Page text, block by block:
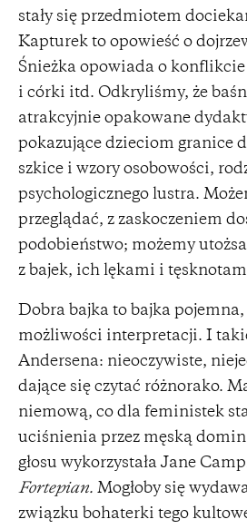
stały się przedmiotem
Kapturek to opowieść o
Śnieżka opowiada o
i córki itd. Odkryliśmy, że
atrakcyjnie opakowane
pokazujące dzieciom granice
szkice i wzory osobowości,
psychologicznego lustra.
przeglądać, z zaskoczeniem
podobieństwo; możemy
z bajek, ich lękami i
Dobra bajka to bajka
możliwości interpretacji. I
Andersena: nieoczywiste,
dające się czytać różnorako.
niemową, co dla feministek
uciśnienia przez męską
głosu wykorzystała Jane
Fortepian. Mogłoby się
związku bohaterki tego